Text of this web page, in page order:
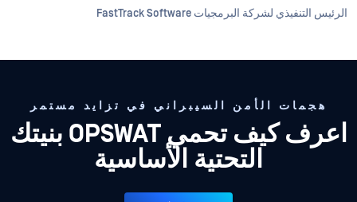
الرئيس التنفيذي لشركة البرمجيات FastTrack Software
هجمات الأمن السيبراني في تزايد مستمر
اعرف كيف تحمي OPSWAT بنيتك
التحتية الأساسية